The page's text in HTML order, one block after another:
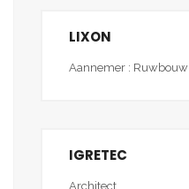
LIXON
Aannemer : Ruwbouw
IGRETEC
Architect